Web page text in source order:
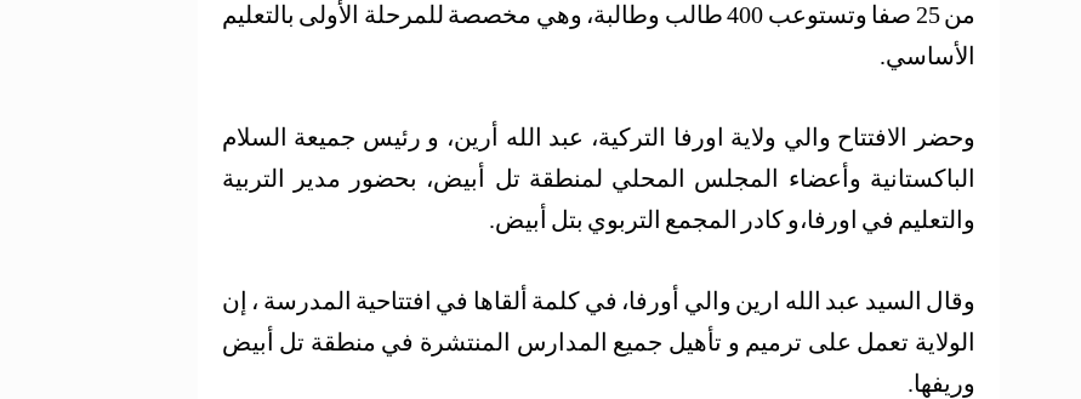
من 25 صفا وتستوعب 400 طالب وطالبة، وهي مخصصة للمرحلة الأولى بالتعليم
الأساسي.
وحضر الافتتاح والي ولاية اورفا التركية، عبد الله أرين، و رئيس جميعة السلام
الباكستانية وأعضاء المجلس المحلي لمنطقة تل أبيض، بحضور مدير التربية
والتعليم في اورفا،و كادر المجمع التربوي بتل أبيض.
وقال السيد عبد الله ارين والي أورفا، في كلمة ألقاها في افتتاحية المدرسة ، إن
الولاية تعمل على ترميم و تأهيل جميع المدارس المنتشرة في منطقة تل أبيض
وريفها.